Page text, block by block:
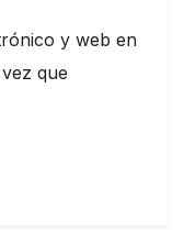
y web en
que